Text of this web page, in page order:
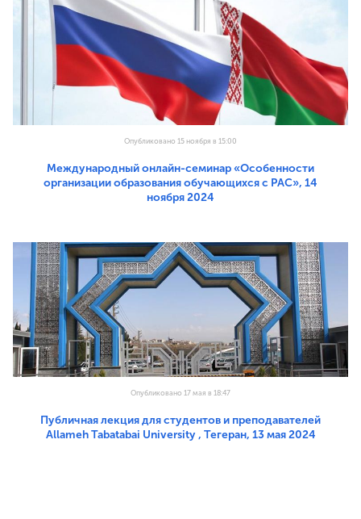
Опубликовано 15 ноября в 15:00
Международный онлайн-семинар «Особенности
организации образования обучающихся с РАС», 14
ноября 2024
Опубликовано 17 мая в 18:47
Публичная лекция для студентов и преподавателей
Allameh Tabatabai University , Тегеран, 13 мая 2024